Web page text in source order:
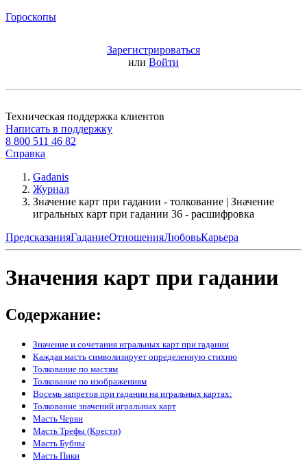
Гороскопы
Зарегистрироваться
или Войти
Техническая поддержка клиентов
Написать в поддержку
8 800 511 46 82
Справка
Gadanis
Журнал
Значение карт при гадании - толкование | Значение
игральных карт при гадании 36 - расшифровка
ПредсказанияГаданиеОтношенияЛюбовьКарьера
Значения карт при гадании
Содержание:
Значение и сочетания игральных карт при гадании
Каждая масть символизирует определенную стихию
Толкование по мастям
Толкование по изображениям
Восемь запретов при гадании на игральных картах:
Толкование значений игральных карт
Масть Черви
Масть Трефы (Крести)
Масть Бубны
Масть Пики